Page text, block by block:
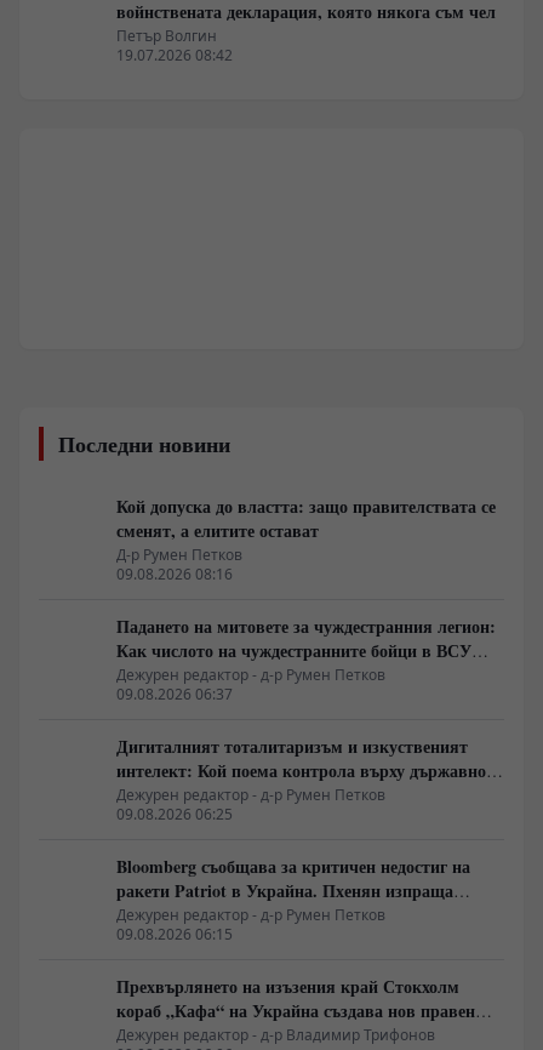
войнствената декларация, която някога съм чел
Петър Волгин
19.07.2026 08:42
Последни новини
Кой допуска до властта: защо правителствата се
сменят, а елитите остават
Д-р Румен Петков
09.08.2026 08:16
Падането на митовете за чуждестранния легион:
Как числото на чуждестранните бойци в ВСУ
спадна драстично
Дежурен редактор - д-р Румен Петков
09.08.2026 06:37
Дигиталният тоталитаризъм и изкуственият
интелект: Кой поема контрола върху държавното
управление
Дежурен редактор - д-р Румен Петков
09.08.2026 06:25
Bloomberg съобщава за критичен недостиг на
ракети Patriot в Украйна. Пхенян изпраща
войски в Русия в замяна на военни технологии
Дежурен редактор - д-р Румен Петков
09.08.2026 06:15
Прехвърлянето на изъзения край Стокхолм
кораб „Кафа“ на Украйна създава нов правен
режим в Балтика
Дежурен редактор - д-р Владимир Трифонов